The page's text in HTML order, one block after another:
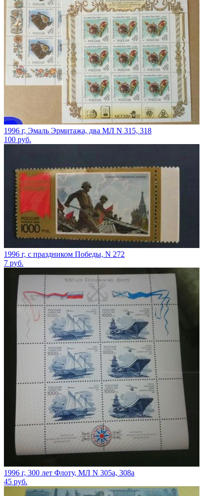
1996 г, Эмаль Эрмитажа, два МЛ N 315, 318
100 руб.
1996 г, с праздником Победы, N 272
7 руб.
1996 г, 300 лет Флоту, МЛ N 305а, 308а
45 руб.